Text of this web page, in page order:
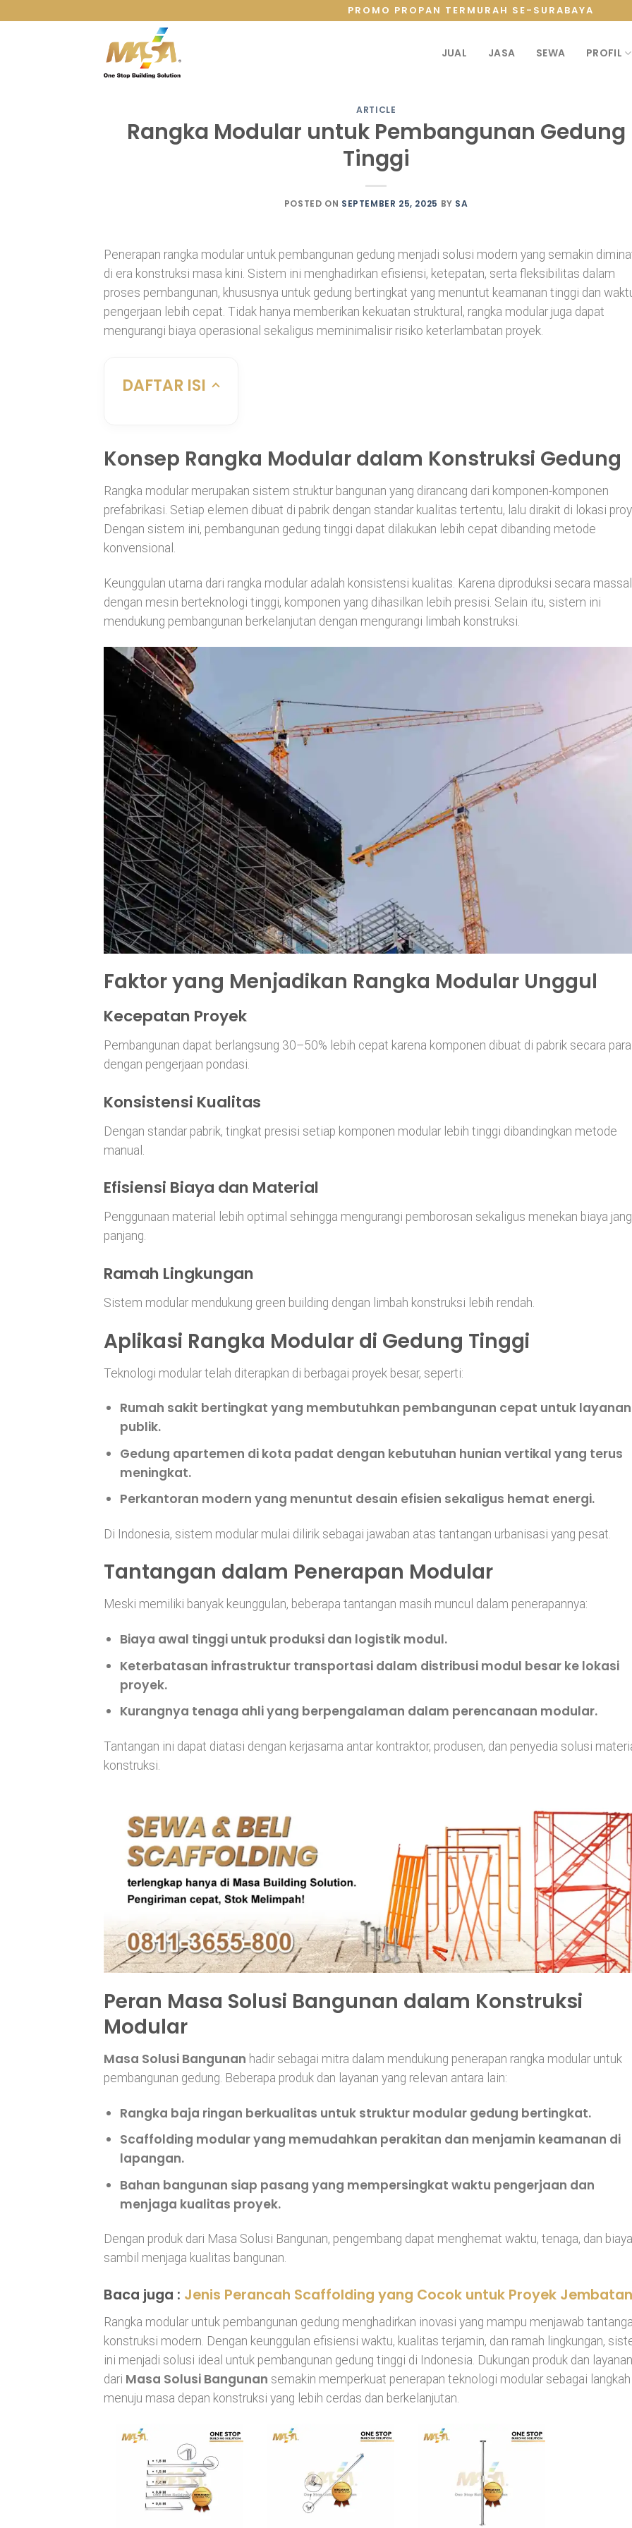
PROMO PROPAN TERMURAH SE-SURABAYA
JUAL JASA SEWA PROFIL
ARTICLE
Rangka Modular untuk Pembangunan Gedung
Tinggi
POSTED ON SEPTEMBER 25, 2025 BY SA
Penerapan rangka modular untuk pembangunan gedung menjadi solusi modern yang semakin
di era konstruksi masa kini. Sistem ini menghadirkan efisiensi, ketepatan, serta fleksibilitas dalam
proses pembangunan, khususnya untuk gedung bertingkat yang menuntut keamanan tinggi dan
pengerjaan lebih cepat. Tidak hanya memberikan kekuatan struktural, rangka modular juga dapat
mengurangi biaya operasional sekaligus meminimalisir risiko keterlambatan proyek.
DAFTAR ISI
Konsep Rangka Modular dalam Konstruksi Gedung
Rangka modular merupakan sistem struktur bangunan yang dirancang dari komponen-komponen
prefabrikasi. Setiap elemen dibuat di pabrik dengan standar kualitas tertentu, lalu dirakit di lokasi
Dengan sistem ini, pembangunan gedung tinggi dapat dilakukan lebih cepat dibanding metode
konvensional.
Keunggulan utama dari rangka modular adalah konsistensi kualitas. Karena diproduksi secara massal
dengan mesin berteknologi tinggi, komponen yang dihasilkan lebih presisi. Selain itu, sistem ini
mendukung pembangunan berkelanjutan dengan mengurangi limbah konstruksi.
Faktor yang Menjadikan Rangka Modular Unggul
Kecepatan Proyek
Pembangunan dapat berlangsung 30–50% lebih cepat karena komponen dibuat di pabrik secara
dengan pengerjaan pondasi.
Konsistensi Kualitas
Dengan standar pabrik, tingkat presisi setiap komponen modular lebih tinggi dibandingkan metode
manual.
Efisiensi Biaya dan Material
Penggunaan material lebih optimal sehingga mengurangi pemborosan sekaligus menekan biaya
panjang.
Ramah Lingkungan
Sistem modular mendukung green building dengan limbah konstruksi lebih rendah.
Aplikasi Rangka Modular di Gedung Tinggi
Teknologi modular telah diterapkan di berbagai proyek besar, seperti:
Rumah sakit bertingkat yang membutuhkan pembangunan cepat untuk layanan
publik.
Gedung apartemen di kota padat dengan kebutuhan hunian vertikal yang terus
meningkat.
Perkantoran modern yang menuntut desain efisien sekaligus hemat energi.
Di Indonesia, sistem modular mulai dilirik sebagai jawaban atas tantangan urbanisasi yang pesat.
Tantangan dalam Penerapan Modular
Meski memiliki banyak keunggulan, beberapa tantangan masih muncul dalam penerapannya:
Biaya awal tinggiuntuk produksi dan logistik modul.
Keterbatasan infrastruktur transportasidalam distribusi modul besar ke lokasi
proyek.
Kurangnya tenaga ahliyang berpengalaman dalam perencanaan modular.
Tantangan ini dapat diatasi dengan kerjasama antar kontraktor, produsen, dan penyedia solusi
konstruksi.
Peran Masa Solusi Bangunan dalam Konstruksi
Modular
Masa Solusi Bangunan hadir sebagai mitra dalam mendukung penerapan rangka modular untuk
pembangunan gedung. Beberapa produk dan layanan yang relevan antara lain:
Rangka baja ringan berkualitas untuk struktur modular gedung bertingkat.
Scaffolding modularyang memudahkan perakitan dan menjamin keamanan di
lapangan.
Bahan bangunan siap pasang yang mempersingkat waktu pengerjaan dan
menjaga kualitas proyek.
Dengan produk dari Masa Solusi Bangunan, pengembang dapat menghemat waktu, tenaga, dan biaya
sambil menjaga kualitas bangunan.
Baca juga : Jenis Perancah Scaffolding yang Cocok untuk Proyek Jembatan
Rangka modular untuk pembangunan gedung menghadirkan inovasi yang mampu menjawab
konstruksi modern. Dengan keunggulan efisiensi waktu, kualitas terjamin, dan ramah lingkungan,
ini menjadi solusi ideal untuk pembangunan gedung tinggi di Indonesia. Dukungan produk dan layanan
dari Masa Solusi Bangunan semakin memperkuat penerapan teknologi modular sebagai langkah
menuju masa depan konstruksi yang lebih cerdas dan berkelanjutan.